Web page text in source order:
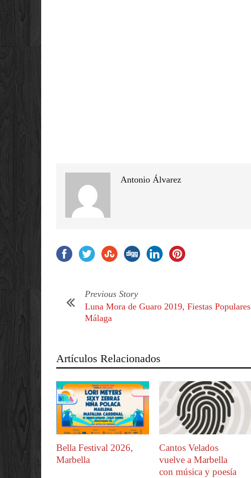
Antonio Álvarez
Previous Story
Luna Mora de Guaro 2019, Fiestas Populares
Málaga
Artículos Relacionados
Bella Festival 2026,
Marbella
Cantos Velados
vuelve a Marbella
con música y poesía